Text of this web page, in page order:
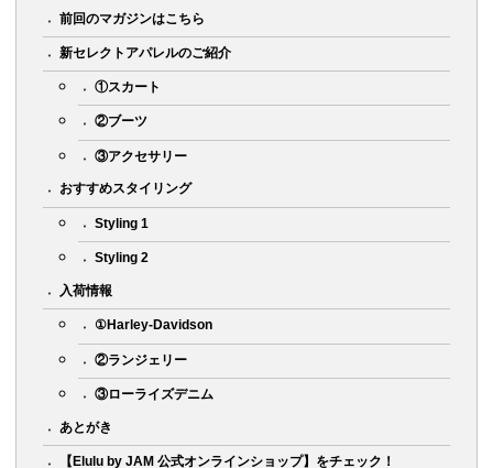
前回のマガジンはこちら
新セレクトアパレルのご紹介
①スカート
②ブーツ
③アクセサリー
おすすめスタイリング
Styling 1
Styling 2
入荷情報
①Harley-Davidson
②ランジェリー
③ローライズデニム
あとがき
【Elulu by JAM 公式オンラインショップ】をチェック！